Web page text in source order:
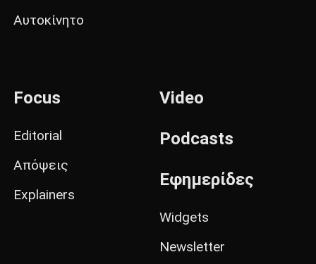
Αυτοκίνητο
Focus
Editorial
Απόψεις
Explainers
Video
Podcasts
Εφημερίδες
Widgets
Newsletter